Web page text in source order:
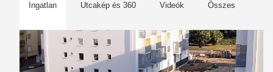
Ingatlan Utcakép és 360 Videók Összes